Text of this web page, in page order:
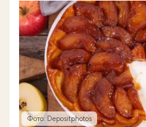
Фото: Depositphotos